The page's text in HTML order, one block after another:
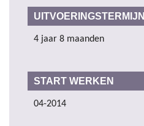
UITVOERINGSTERMIJN
4 jaar 8 maanden
START WERKEN
04-2014